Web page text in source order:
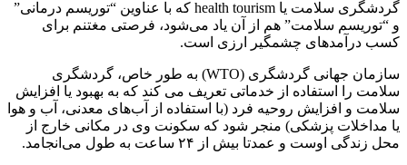
گردشگری سلامت یا health tourism که با عناوین “توریسم درمانی”
و “توریسم سلامت” هم از آن یاد می‌شود، فرصتی مغتنم برای
کسب درآمدهای چشمگیر ارزی است.
سازمان جهانی گردشگری (WTO) به طور خاص، گردشگری
سلامت را استفاده از خدماتی تعریف می کند که به بهبود یا افزایش
سلامت و افزایش روحیه فرد (با استفاده از آب‌های معدنی، آب و هوا
یا مداخلات پزشکی) منجر شود که سکونت وی در مکانی خارج از
محل زندگی اوست و عمدتا بیش از ۲۴ ساعت به طول می‌انجامد.